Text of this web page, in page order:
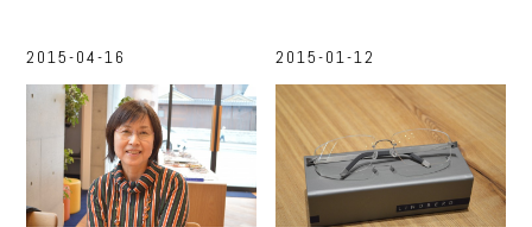
2015-04-16 2015-01-12